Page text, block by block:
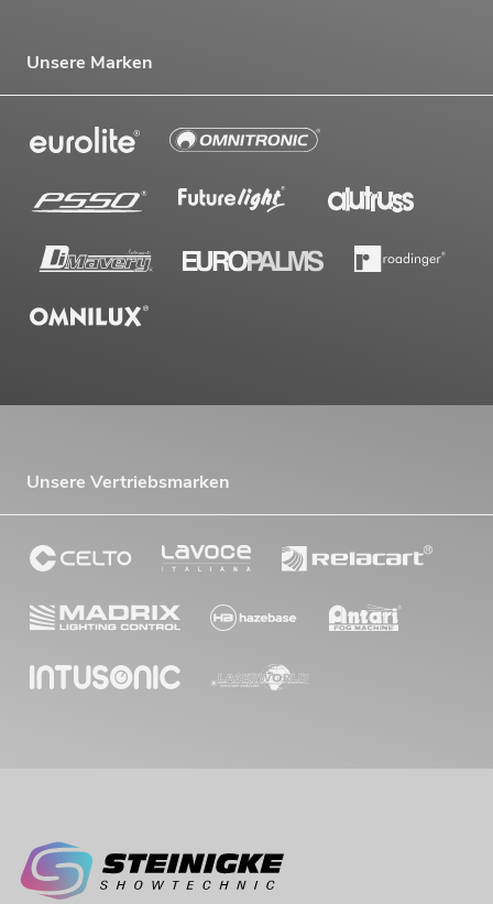
Unsere Marken
Unsere Vertriebsmarken